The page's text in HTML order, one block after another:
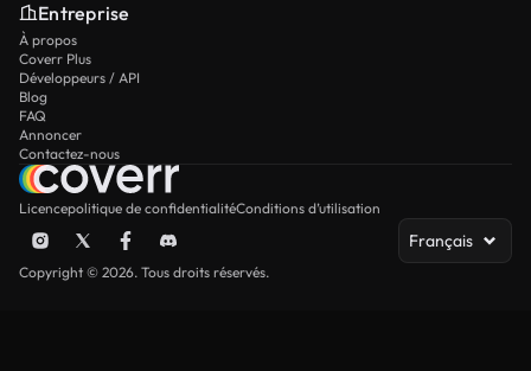
Entreprise
À propos
Coverr Plus
Développeurs / API
Blog
FAQ
Annoncer
Contactez-nous
Licencepolitique de confidentialitéConditions d’utilisation
Français
Copyright © 2026. Tous droits réservés.